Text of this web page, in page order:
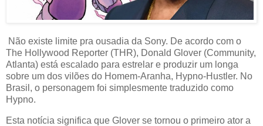
Não existe limite pra ousadia da Sony. De acordo com o
The Hollywood Reporter (THR), Donald Glover (Community,
Atlanta) está escalado para estrelar e produzir um longa
sobre um dos vilões do Homem-Aranha, Hypno-Hustler. No
Brasil, o personagem foi simplesmente traduzido como
Hypno.
Esta notícia significa que Glover se tornou o primeiro ator a